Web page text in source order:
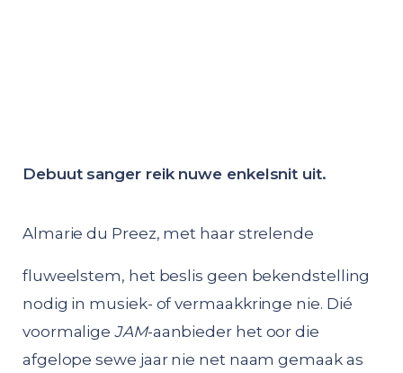
Debuut sanger reik nuwe enkelsnit uit.
Almarie du Preez, met haar strelende
fluweelstem, het beslis geen bekendstelling
nodig in musiek- of vermaakkringe nie. Dié
voormaligeJAM-aanbieder het oor die
afgelope sewe jaar nie net naam gemaak as